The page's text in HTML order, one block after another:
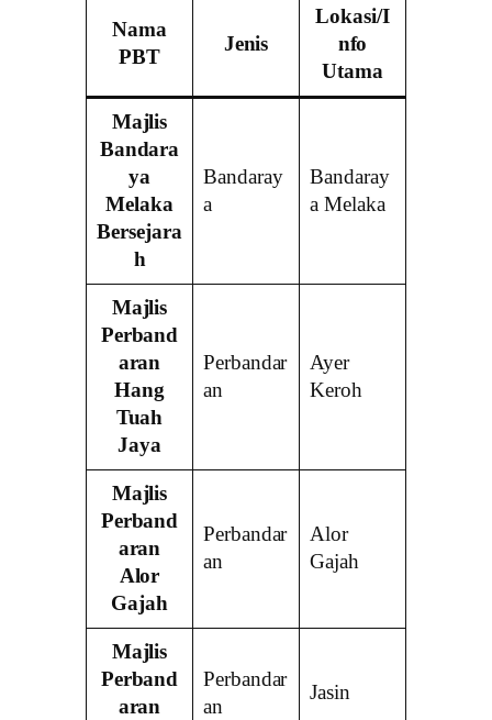
Nama
PBT
Jenis
Lokasi/I
nfo
Utama
Majlis
Bandara
ya
Melaka
Bersejara
h
Bandaray
a
Bandaray
a Melaka
Majlis
Perband
aran
Hang
Tuah
Jaya
Perbandar
an
Ayer
Keroh
Majlis
Perband
aran
Alor
Gajah
Perbandar
an
Alor
Gajah
Majlis
Perband
aran
Perbandar
an
Jasin